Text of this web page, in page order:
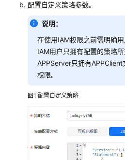
指
OBS
权
配置自定义策略参数。
说明：
在使用IAM权限之前需明确用
IAM用户只拥有配置的策略
APPServer只拥有
权限。
图1 配置自定义策略